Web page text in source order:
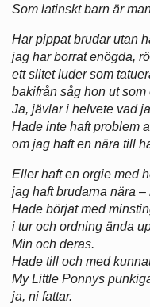
Som latinskt barn är
Har pippat brudar utan
jag har borrat enögda,
ett slitet luder som
bakifrån såg hon ut som
Ja, jävlar i helvete vad
Hade inte haft problem
om jag haft en nära till
Eller haft en orgie med
jag haft brudarna nära –
Hade börjat med
i tur och ordning ända
Min och deras.
Hade till och med
My Little Ponnys
ja, ni fattar.